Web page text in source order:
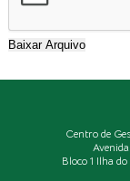
Centro de
Bloco 1 Ilha